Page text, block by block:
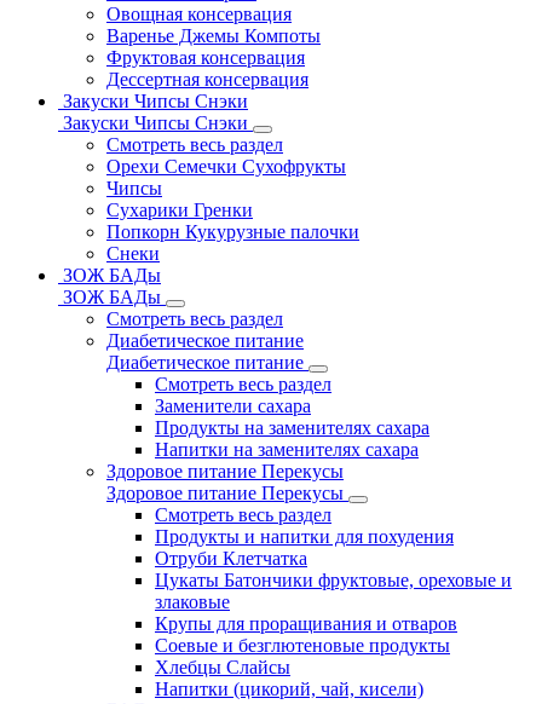
Овощная консервация
Варенье Джемы Компоты
Фруктовая консервация
Дессертная консервация
Закуски Чипсы Снэки
Закуски Чипсы Снэки
Смотреть весь раздел
Орехи Семечки Сухофрукты
Чипсы
Сухарики Гренки
Попкорн Кукурузные палочки
Снеки
ЗОЖ БАДы
ЗОЖ БАДы
Смотреть весь раздел
Диабетическое питание
Диабетическое питание
Смотреть весь раздел
Заменители сахара
Продукты на заменителях сахара
Напитки на заменителях сахара
Здоровое питание Перекусы
Здоровое питание Перекусы
Смотреть весь раздел
Продукты и напитки для похудения
Отруби Клетчатка
Цукаты Батончики фруктовые, ореховые и
злаковые
Крупы для проращивания и отваров
Соевые и безглютеновые продукты
Хлебцы Слайсы
Напитки (цикорий, чай, кисели)